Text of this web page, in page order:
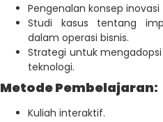
Pengenalan konsep inovasi
Studi kasus tentang
dalam operasi bisnis.
Strategi untuk
teknologi.
Metode Pembelajaran:
Kuliah interaktif.